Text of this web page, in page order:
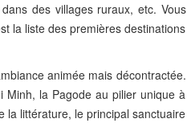
des villages ruraux, etc. Vous
la liste des premières destinations
animée mais décontractée.
Minh, la Pagode au pilier unique à
la littérature, le principal sanctuaire